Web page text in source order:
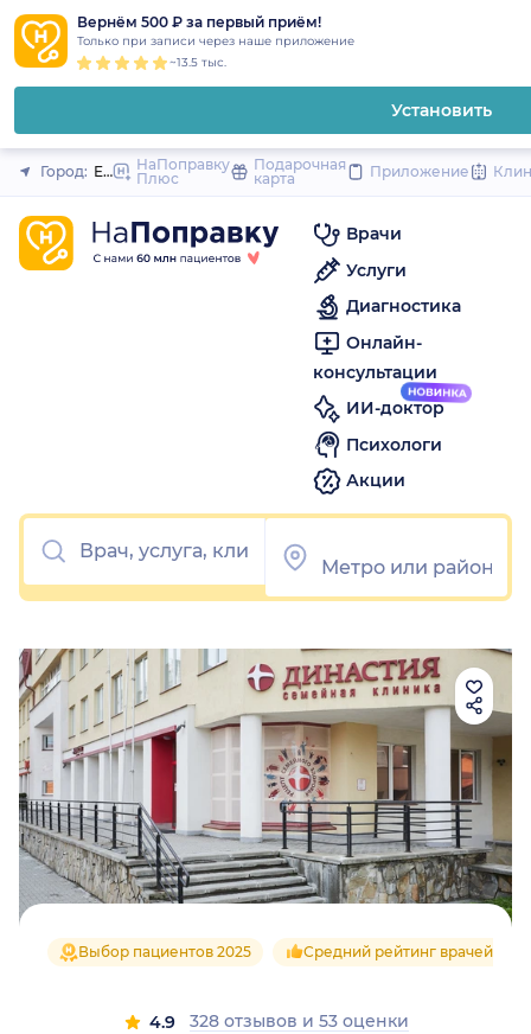
Вернём 500 ₽ за первый приём!
Только при записи через наше приложение
~13.5 тыс.
Установить
Закрыть
Город: Екатеринбург
НаПоправку
Плюс
Подарочная
карта
Приложение
Врачи
Услуги
Диагностика
Онлайн-
консультации
ИИ-доктор
Психологи
Акции
Выбор пациентов 2025 Средний рейтинг врачей 4.9
4.9 328 отзывов и 53 оценки